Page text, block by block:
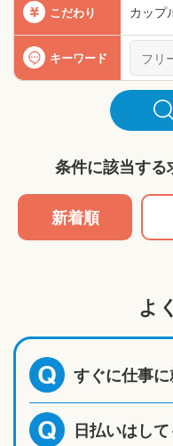
こだわり カップ
キーワード
条件に該当する
新着順
よ
Q すぐに仕事
Q 日払いはし